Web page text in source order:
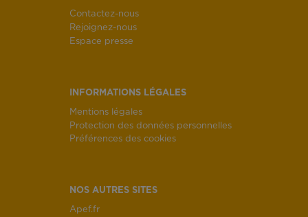
Contactez-nous
Rejoignez-nous
Espace presse
INFORMATIONS LÉGALES
Mentions légales
Protection des données personnelles
Préférences des cookies
NOS AUTRES SITES
Apef.fr